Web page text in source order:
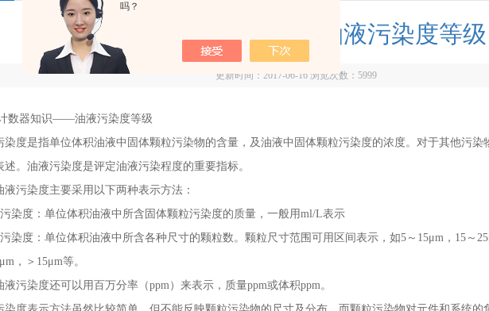
吗？
颗粒计数器知识——油液污染度等级
更新时间：2017-06-16 浏览次数： 5999
器知识——油液污染度等级
是指单位体积油液中固体颗粒污染物的含量，及油液中固体颗粒污染度的浓度。对于其他污染
述。油液污染度是评定油液污染程度的重要指标。
染度主要采用以下两种表示方法：
度：单位体积油液中所含固体颗粒污染度的质量，一般用ml/L表示
度：单位体积油液中所含各种尺寸的颗粒数。颗粒尺寸范围可用区间表示，如5～15μm，15～
，＞15μm等。
染度还可以用百万分率（ppm）来表示，质量ppm或体积ppm。